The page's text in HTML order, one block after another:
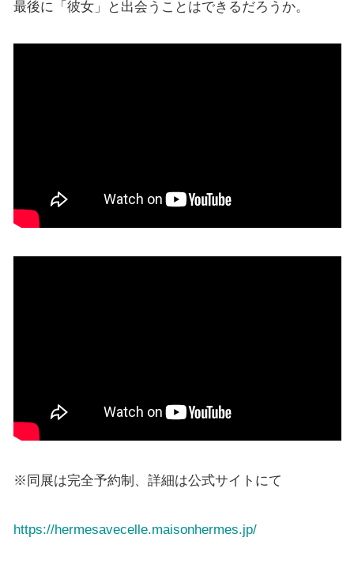
最後に「彼女」と出会うことはできるだろうか。
※同展は完全予約制、詳細は公式サイトにて
https://hermesavecelle.maisonhermes.jp/